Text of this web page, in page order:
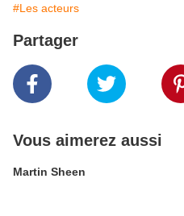
#Les acteurs
Partager
Vous aimerez aussi
Martin Sheen